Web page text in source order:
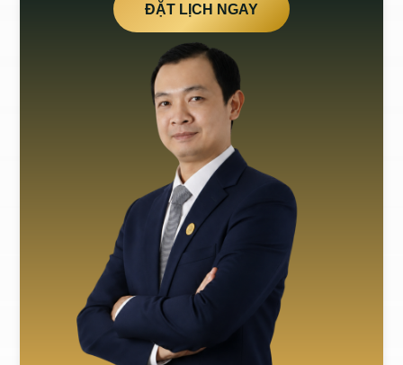
ĐẶT LỊCH NGAY